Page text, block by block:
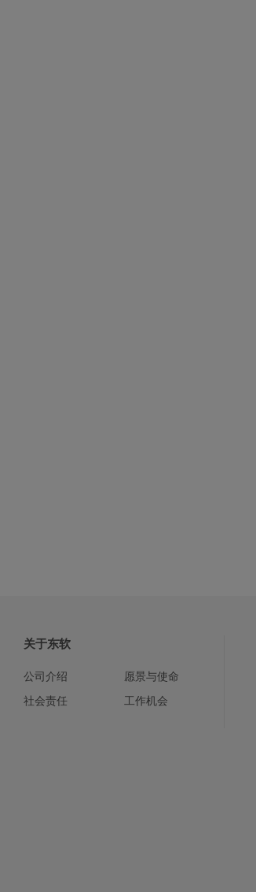
关于东软
公司介绍
愿景与使命
社会责任
工作机会